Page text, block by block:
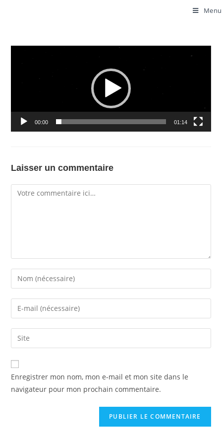
Menu
vidéo
00:00 01:14
Laisser un commentaire
Enregistrer mon nom, mon e-mail et mon site dans le
navigateur pour mon prochain commentaire.